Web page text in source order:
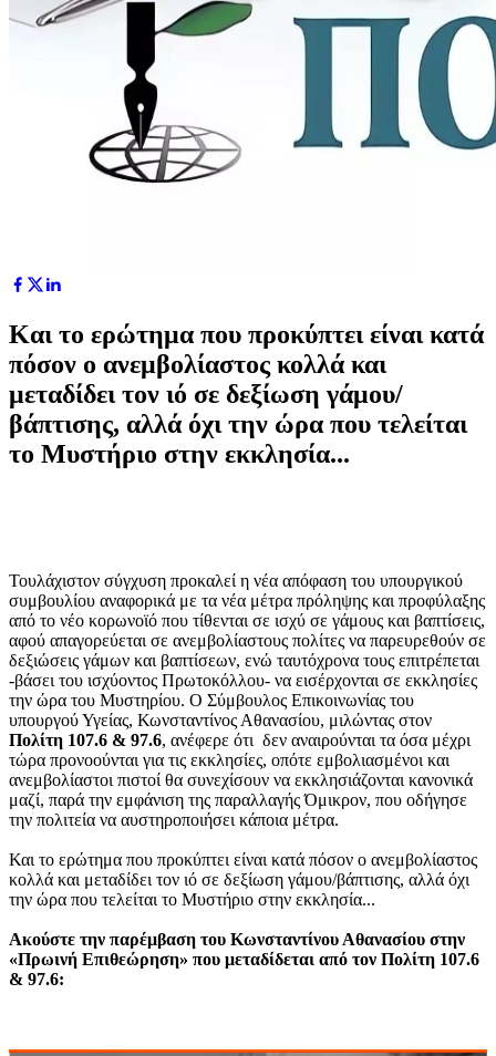
Και το ερώτημα που προκύπτει είναι κατά
πόσον ο ανεμβολίαστος κολλά και
μεταδίδει τον ιό σε δεξίωση γάμου/
βάπτισης, αλλά όχι την ώρα που τελείται
το Μυστήριο στην εκκλησία...
Τουλάχιστον σύγχυση προκαλεί η νέα απόφαση του υπουργικού
συμβουλίου αναφορικά με τα νέα μέτρα πρόληψης και προφύλαξης
από το νέο κορωνοϊό που τίθενται σε ισχύ σε γάμους και βαπτίσεις,
αφού απαγορεύεται σε ανεμβολίαστους πολίτες να παρευρεθούν σε
δεξιώσεις γάμων και βαπτίσεων, ενώ ταυτόχρονα τους επιτρέπεται
-βάσει του ισχύοντος Πρωτοκόλλου- να εισέρχονται σε εκκλησίες
την ώρα του Μυστηρίου. Ο Σύμβουλος Επικοινωνίας του
υπουργού Υγείας, Κωνσταντίνος Αθανασίου, μιλώντας στον
Πολίτη 107.6 & 97.6, ανέφερε ότι δεν αναιρούνται τα όσα μέχρι
τώρα προνοούνται για τις εκκλησίες, οπότε εμβολιασμένοι και
ανεμβολίαστοι πιστοί θα συνεχίσουν να εκκλησιάζονται κανονικά
μαζί, παρά την εμφάνιση της παραλλαγής Όμικρον, που οδήγησε
την πολιτεία να αυστηροποιήσει κάποια μέτρα.
Και το ερώτημα που προκύπτει είναι κατά πόσον ο ανεμβολίαστος
κολλά και μεταδίδει τον ιό σε δεξίωση γάμου/βάπτισης, αλλά όχι
την ώρα που τελείται το Μυστήριο στην εκκλησία...
Ακούστε την παρέμβαση του Κωνσταντίνου Αθανασίου στην
«Πρωινή Επιθεώρηση» που μεταδίδεται από τον Πολίτη 107.6
& 97.6: